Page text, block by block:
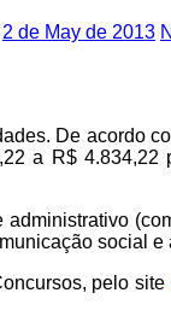
2 de May de 2013
De acordo
a R$
social
pelo site